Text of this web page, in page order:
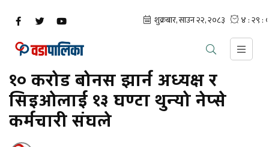
१० करोड बोनस झार्न अध्यक्ष र
सिइओलाई १३ घण्टा थुन्यो नेप्से
कर्मचारी संघले